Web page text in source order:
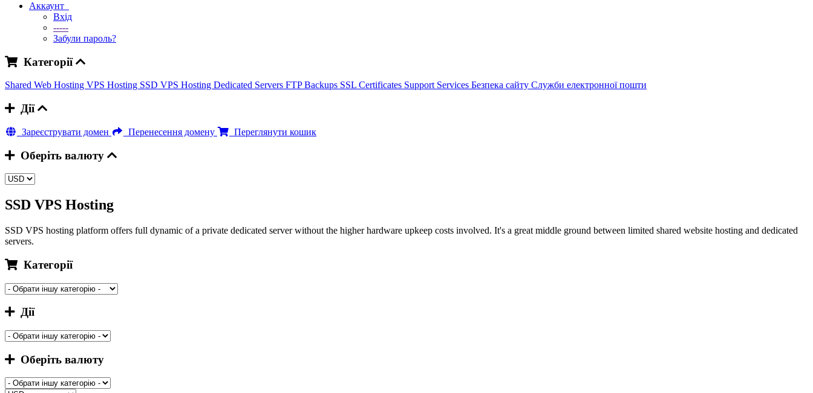
Аккаунт
Вхід
-----
Забули пароль?
Категорії
Shared Web Hosting VPS Hosting SSD VPS Hosting Dedicated Servers FTP Backups SSL Certificates Support Services Безпека сайту Служби електронної пошти
Дії
Зареєструвати домен Перенесення домену Переглянути кошик
Оберіть валюту
SSD VPS Hosting
SSD VPS hosting platform offers full dynamic of a private dedicated server without the higher hardware upkeep costs involved. It's a great middle ground between limited shared website hosting and dedicated
servers.
Категорії
Дії
Оберіть валюту